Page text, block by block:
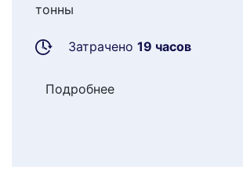
тонны
Затрачено 19 часов
Подробнее